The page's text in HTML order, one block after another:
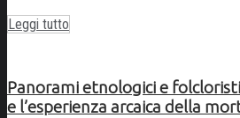
Leggi tutto
Panorami etnologici e
e l’esperienza arcaica della